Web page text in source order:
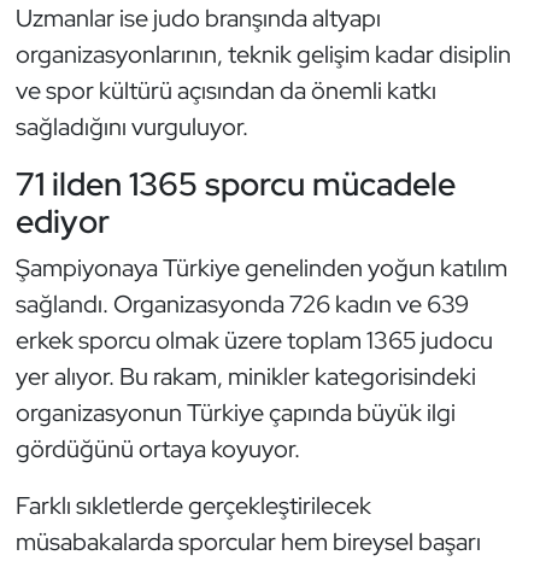
Uzmanlar ise judo branşında altyapı
organizasyonlarının, teknik gelişim kadar disiplin
ve spor kültürü açısından da önemli katkı
sağladığını vurguluyor.
71 ilden 1365 sporcu mücadele
ediyor
Şampiyonaya Türkiye genelinden yoğun katılım
sağlandı. Organizasyonda 726 kadın ve 639
erkek sporcu olmak üzere toplam 1365 judocu
yer alıyor. Bu rakam, minikler kategorisindeki
organizasyonun Türkiye çapında büyük ilgi
gördüğünü ortaya koyuyor.
Farklı sıkletlerde gerçekleştirilecek
müsabakalarda sporcular hem bireysel başarı
Motor Sporları
Okçuluk
Optimist
Oryantiring
Özel Sporcular
Paralimpik
Satranç